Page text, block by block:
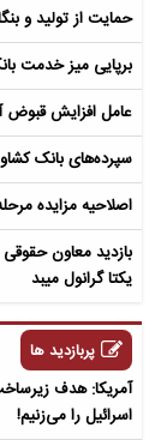
حمایت از تولید و
برپایی میز خدمت
عامل افزایش قبوض
سپرده‌های بانک
اصلاحیه مزایده
بازدید معاون
یکتا گرانول میبد
پربازدید ها
آمریکا: هدف
اسرائیل را می‌زنیم!